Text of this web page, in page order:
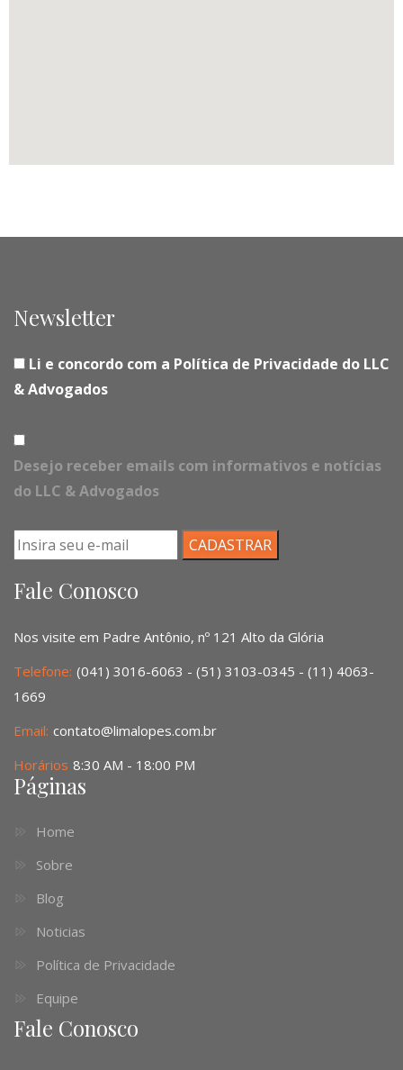
Newsletter
Li e concordo com a Política de Privacidade do LLC
& Advogados
Desejo receber emails com informativos e notícias
do LLC & Advogados
Fale Conosco
Nos visite em Padre Antônio, nº 121 Alto da Glória
Telefone: (041) 3016-6063 - (51) 3103-0345 - (11) 4063-
1669
Email: contato@limalopes.com.br
Horários 8:30 AM - 18:00 PM
Páginas
Home
Sobre
Blog
Noticias
Política de Privacidade
Equipe
Fale Conosco